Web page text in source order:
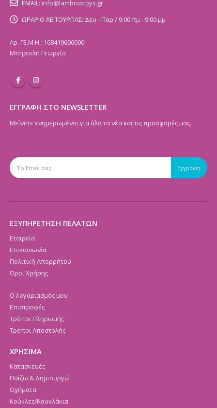
EMAIL: info@lambrostoys.gr
ΩΡΑΡΙΟ ΛΕΙΤΟΥΡΓΙΑΣ: Δευ - Παρ / 9:00 πμ - 9:00 μμ
Αρ. ΓΕ.Μ.Η.: 168419606000
Μπησικλή Γεωργία
ΕΓΓΡΑΦΗ ΣΤΟ NEWSLETTER
Μείνετε ενημερωμένοι για όλα τα νέα και τις προσφορές μας.
ΕΞΥΠΗΡΕΤΗΣΗ ΠΕΛΑΤΩΝ
Εταιρεία
Επικοινωνία
Πολιτική Απορρήτου
Όροι Χρήσης
Ο λογαριασμός μου
Επιστροφές
Τρόποι Πληρωμής
Τρόποι Αποστολής
ΧΡΗΣΙΜΑ
Κατασκευές
Παίζω & Δημιουργώ
Οχήματα
Κούκλες/Κουκλάκια